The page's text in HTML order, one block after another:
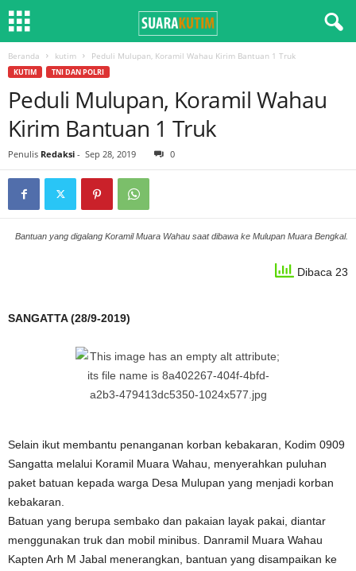
Beranda kutim Peduli Mulupan, Koramil Wahau Kirim Bantuan 1 Truk
KUTIM TNI DAN POLRI
Peduli Mulupan, Koramil Wahau
Kirim Bantuan 1 Truk
Penulis Redaksi - Sep 28, 2019 0
Bantuan yang digalang Koramil Muara Wahau saat dibawa ke Mulupan Muara Bengkal.
Dibaca 23
SANGATTA (28/9-2019)
Selain ikut membantu penanganan korban kebakaran, Kodim 0909
Sangatta melalui Koramil Muara Wahau, menyerahkan puluhan
paket batuan kepada warga Desa Mulupan yang menjadi korban
kebakaran.
Batuan yang berupa sembako dan pakaian layak pakai, diantar
menggunakan truk dan mobil minibus. Danramil Muara Wahau
Kapten Arh M Jabal menerangkan, bantuan yang disampaikan ke